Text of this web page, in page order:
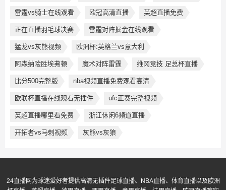
雷霆vs骑士在线观看 欧冠高清直播 英超直播免费
正在直播羽毛球决赛 雷霆对阵掘金在线观看
猛龙vs灰熊视频 欧洲杯:英格兰vs意大利
阿森纳险胜埃弗顿 魔术对阵雷霆 维冈竞技 足总杯直播
比分500完整版 nba视频直播免费观看高清
欧联杯直播在线观看无插件 ufc正赛完整视频
英超直播哪里看免费 浙江休闲6频道直播
开拓者vs马刺视频 灰熊vs灰狼
24直播网为球迷爱好者提供高清无插件足球直播、NBA直播、体育直播以及欧洲